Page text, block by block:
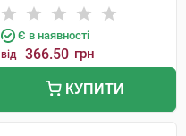
Є в наявності
від 366.50 грн
КУПИТИ